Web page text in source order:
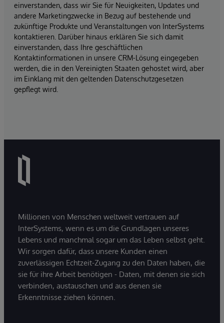
einverstanden, dass wir Sie für Neuigkeiten, Updates und
andere Marketingzwecke in Bezug auf bestehende und
zukünftige Produkte und Veranstaltungen von InterSystems
kontaktieren. Darüber hinaus erklären Sie sich damit
einverstanden, dass Ihre geschäftlichen
Kontaktinformationen in unsere CRM-Lösung eingegeben
werden, die in den Vereinigten Staaten gehostet wird, aber
im Einklang mit den geltenden Datenschutzgesetzen
gepflegt wird.
Millionen von Menschen weltweit vertrauen auf
InterSystems, wenn es um die Grundlagen unseres
Lebens und manchmal sogar um das Leben selbst geht.
Wir sorgen dafür, dass unsere Kunden einen
zuverlässigen Echtzeit-Zugang zu den Daten haben, die
sie für ihre Arbeit benötigen - Daten, mit denen sie sich
verbinden, austauschen und aus denen sie
Erkenntnisse ziehen können.